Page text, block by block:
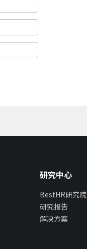
研究中心
BestHR研究院
研究报告
解决方案